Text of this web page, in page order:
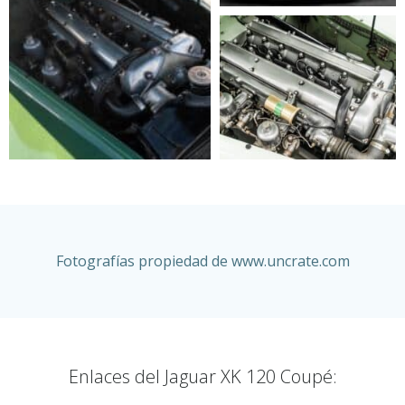
Fotografías propiedad de www.uncrate.com
Enlaces del Jaguar XK 120 Coupé: